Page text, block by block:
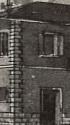
- 2
jedinice 2